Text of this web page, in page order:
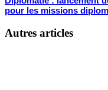
pour les missions
Autres articles